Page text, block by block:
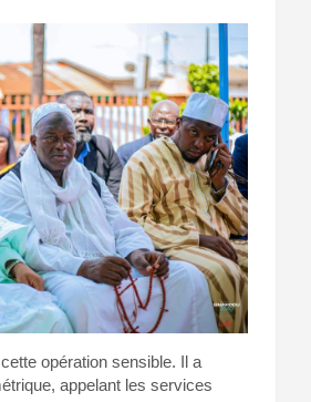
opération sensible. Il a
appelant les services